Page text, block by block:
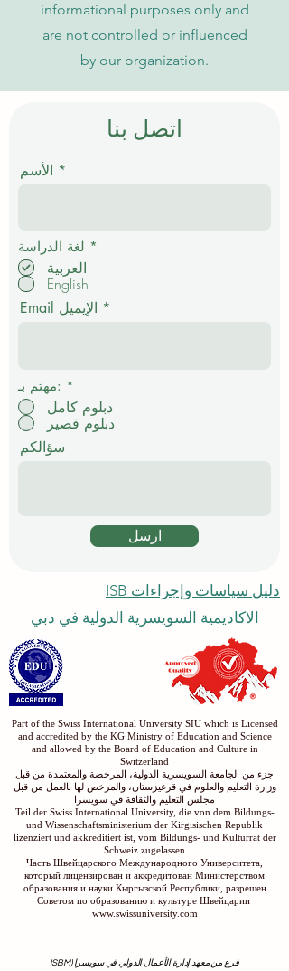
informational purposes only and
are not controlled or influenced
by our organization.
اتصل بنا
الأسم
لغة الدراسة *
م
العربية
English
Email الإيميل
مهتم بـ: *
دبلوم كامل
دبلوم قصير
سؤالكم
ارسل
دليل سياسات وإجراءات ISB
الاكاديمية السويسرية الدولية في دبي
Part of the Swiss International University SIU which is Licensed
and accredited by the KG Ministry of Education and Science
and allowed by the Board of Education and Culture in
Switzerland
جزء من الجامعة السويسرية الدولية، المرخصة والمعتمدة من قبل
وزارة التعليم والعلوم في قرغيزستان، والمرخص لها بالعمل من قبل
مجلس التعليم والثقافة في سويسرا
Teil der Swiss International University, die von dem Bildungs-
und Wissenschaftsministerium der Kirgisischen Republik
lizenziert und akkreditiert ist, vom Bildungs- und Kulturrat der
Schweiz zugelassen
Часть Швейцарского Международного Университета,
который лицензирован и аккредитован Министерством
образования и науки Кыргызской Республики, разрешен
Советом по образованию и культуре Швейцарии
www.swissuniversity.com
فرع من معهد إدارة الأعمال الدولي في سويسرا (ISBM